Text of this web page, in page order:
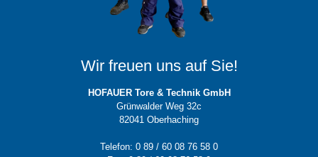
Wir freuen uns auf Sie!
HOFAUER Tore & Technik GmbH
Grünwalder Weg 32c
82041 Oberhaching
Telefon: 0 89 / 60 08 76 58 0